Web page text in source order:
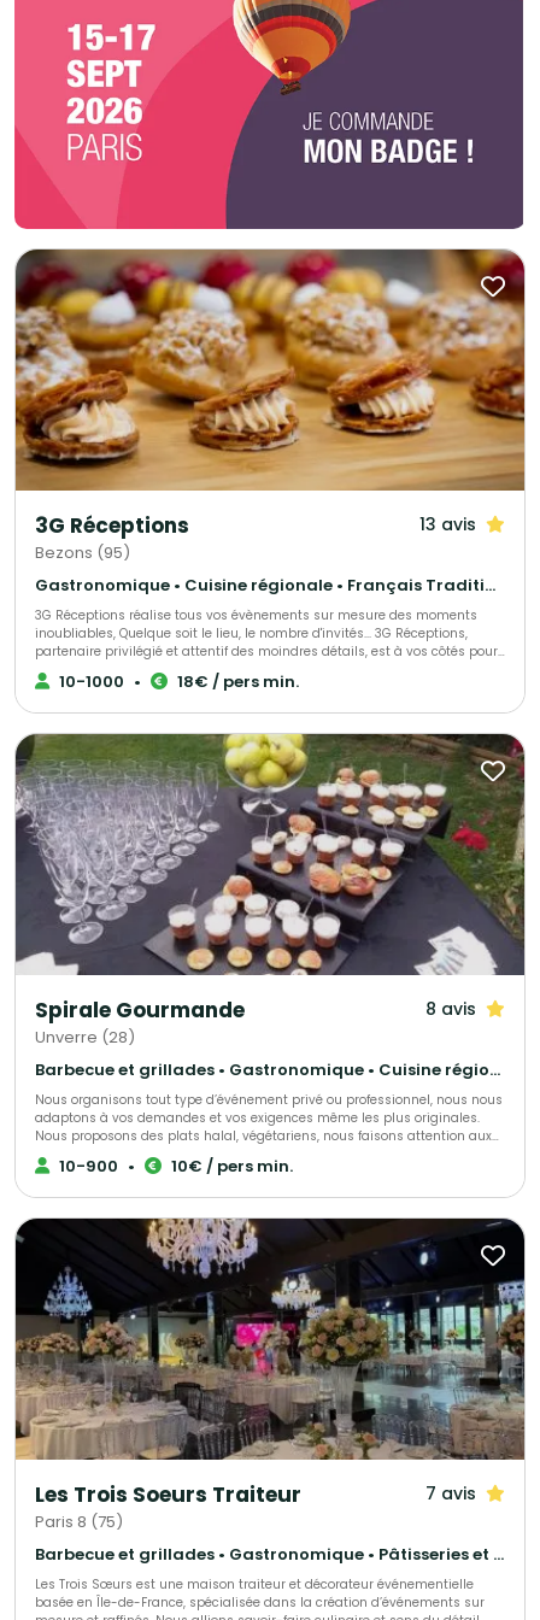
3G Réceptions 13 avis
Bezons (95)
Gastronomique • Cuisine régionale • Français Traditionnel
3G Réceptions réalise tous vos évènements sur mesure des moments
inoubliables, Quelque soit le lieu, le nombre d'invités... 3G Réceptions,
partenaire privilégié et attentif des moindres détails, est à vos côtés pour
organiser votre réception, et vous accompagne depuis la conception
jusqu'à la fin de votre événement. Vous voulez de la féérie, de la
10-1000 • 18€ / pers min.
Spirale Gourmande 8 avis
Unverre (28)
Barbecue et grillades • Gastronomique • Cuisine régionale
Nous organisons tout type d’événement privé ou professionnel, nous nous
adaptons à vos demandes et vos exigences même les plus originales.
Nous proposons des plats halal, végétariens, nous faisons attention aux
personnes qui ont des allergies. Nous travaillons nos produits par nos
soins, tout est fait maison dans la créativité et l’inventivité. Tout est
10-900 • 10€ / pers min.
Les Trois Soeurs Traiteur 7 avis
Paris 8 (75)
Barbecue et grillades • Gastronomique • Pâtisseries et desserts
Les Trois Sœurs est une maison traiteur et décorateur événementielle
basée en Île-de-France, spécialisée dans la création d’événements sur